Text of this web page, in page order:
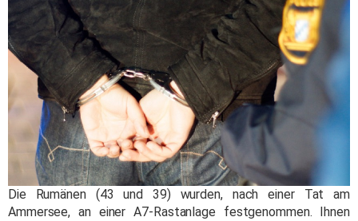
Die Rumänen (43 und 39) wurden, nach einer Tat am
Ammersee, an einer A7-Rastanlage festgenommen. Ihnen